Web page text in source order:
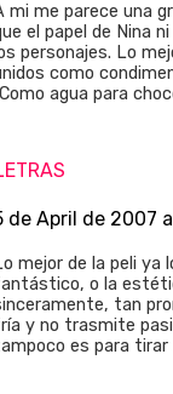
mi me parece una
el papel de Nina
personajes. Lo
como
agua para
de April de 2007
mejor de la peli ya
o la
tan
y no trasmite
es para tirar